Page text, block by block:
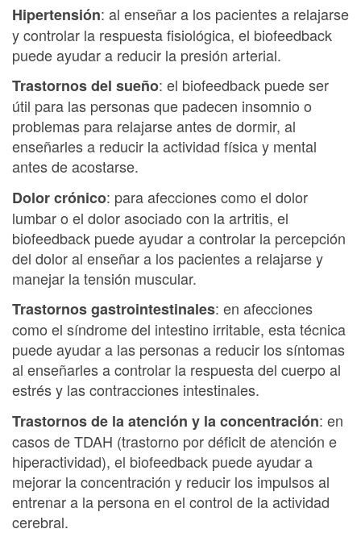
Hipertensión: al enseñar a los pacientes a relajarse
y controlar la respuesta fisiológica, el biofeedback
puede ayudar a reducir la presión arterial.
Trastornos del sueño: el biofeedback puede ser
útil para las personas que padecen insomnio o
problemas para relajarse antes de dormir, al
enseñarles a reducir la actividad física y mental
antes de acostarse.
Dolor crónico: para afecciones como el dolor
lumbar o el dolor asociado con la artritis, el
biofeedback puede ayudar a controlar la percepción
del dolor al enseñar a los pacientes a relajarse y
manejar la tensión muscular.
Trastornos gastrointestinales: en afecciones
como el síndrome del intestino irritable, esta técnica
puede ayudar a las personas a reducir los síntomas
al enseñarles a controlar la respuesta del cuerpo al
estrés y las contracciones intestinales.
Trastornos de la atención y la concentración: en
casos de TDAH (trastorno por déficit de atención e
hiperactividad), el biofeedback puede ayudar a
mejorar la concentración y reducir los impulsos al
entrenar a la persona en el control de la actividad
cerebral.